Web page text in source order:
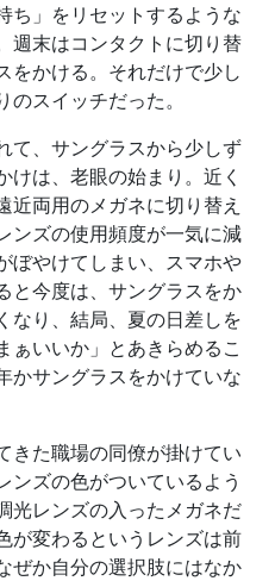
ち」をリセットするような
週末はコンタクトに切り替
をかける。それだけで少し
スイッチだった。
て、サングラスから少しず
けは、老眼の始まり。近く
近両用のメガネに切り替え
ンズの使用頻度が一気に減
ぼやけてしまい、スマホや
と今度は、サングラスをか
なり、結局、夏の日差しを
ぁいいか」とあきらめるこ
かサングラスをかけていな
きた職場の同僚が掛けてい
ンズの色がついているよう
光レンズの入ったメガネだ
が変わるというレンズは前
ぜか自分の選択肢にはなか